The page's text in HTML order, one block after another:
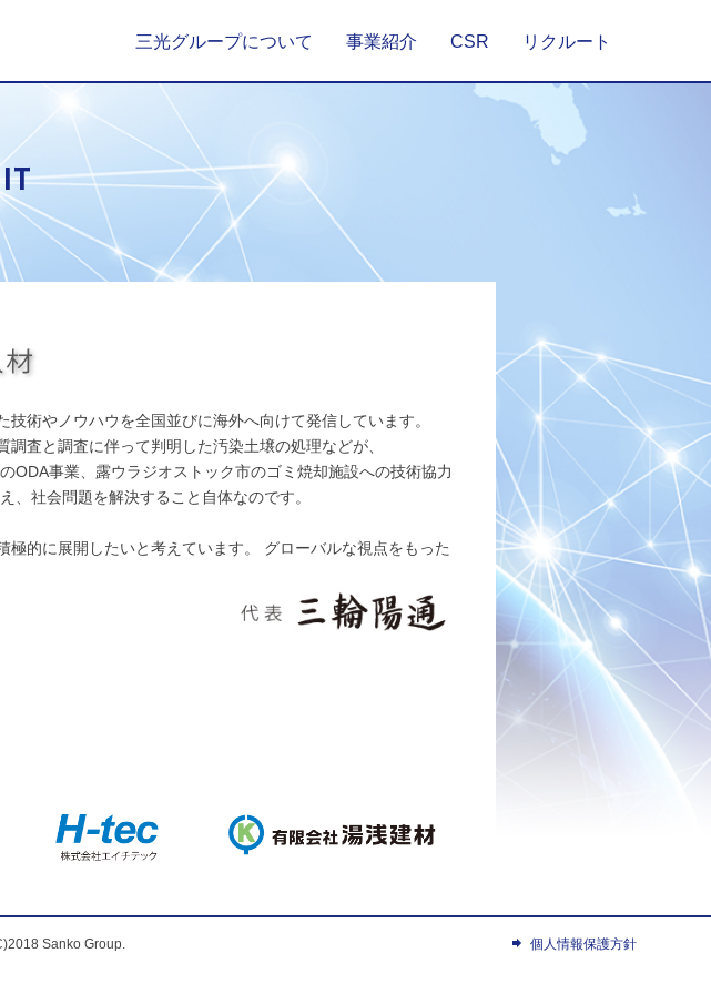
三光グループについて 事業紹介 CSR リクルート
術やノウハウを全国並びに海外へ向けて発信しています。
査と調査に伴って判明した汚染土壌の処理などが、
ODA事業、露ウラジオストック市のゴミ焼却施設への技術協力
社会問題を解決すること自体なのです。
的に展開したいと考えています。 グローバルな視点をもった
Sanko Group. 個人情報保護方針